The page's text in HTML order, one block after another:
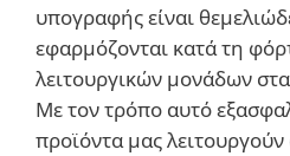
υπογραφής είναι
εφαρμόζονται κατά τη
λειτουργικών μονάδων στα
Με τον τρόπο αυτό
προϊόντα μας λειτουργούν